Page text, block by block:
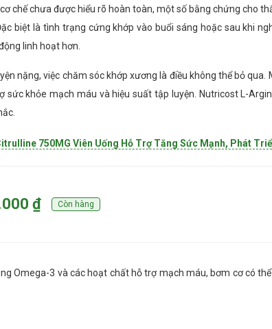
chế chưa được hiểu rõ hoàn toàn, một số bằng chứng cho
biệt là tình trạng cứng khớp vào buổi sáng hoặc sau khi
linh hoạt hơn.
nặng, việc chăm sóc khớp xương là điều không thể bỏ
sức khỏe mạch máu và hiệu suất tập luyện. Nutricost L-
750MG Viên Uống Hỗ Trợ Tăng Sức Mạnh, Phát
₫ Còn hàng
Omega-3 và các hoạt chất hỗ trợ mạch máu, bơm cơ có